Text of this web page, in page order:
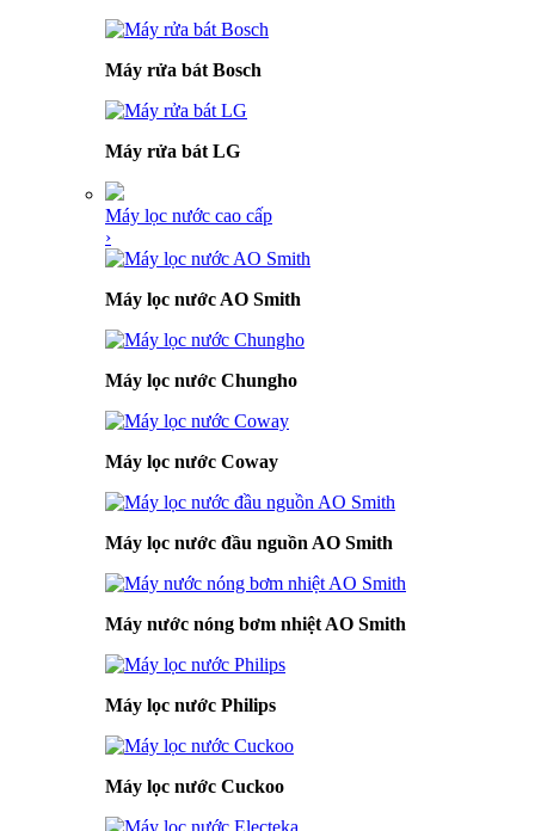
Máy rửa bát Bosch
Máy rửa bát LG
Máy lọc nước cao cấp
›
Máy lọc nước AO Smith
Máy lọc nước Chungho
Máy lọc nước Coway
Máy lọc nước đầu nguồn AO Smith
Máy nước nóng bơm nhiệt AO Smith
Máy lọc nước Philips
Máy lọc nước Cuckoo